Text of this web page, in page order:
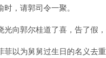
时，请郭司令一聚。
郭尔桂道了喜，告了假，
为舅舅过生日的名义去重